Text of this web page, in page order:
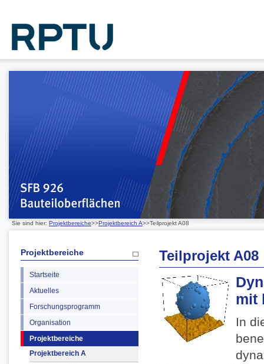
Sie sind hier: Projektbereiche>>Projektbereich A>>Teilprojekt A08
Projektbereiche
Startseite
Aktuelles
Forschungsprogramm
Organisation
Projektbereiche
Projektbereich A
Teilprojekt A08
mit
In